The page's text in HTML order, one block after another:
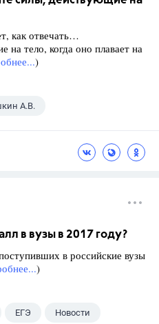
как отвечать…
на тело, когда оно плавает на
)
А.В.
в вузы в 2017 году?
в российские вузы
)
ЕГЭ Новости